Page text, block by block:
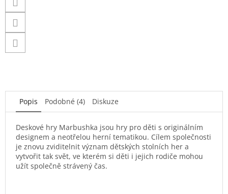
Popis Podobné (4) Diskuze
Deskové hry Marbushka jsou hry pro děti s originálním
designem a neotřelou herní tematikou. Cílem společnosti
je znovu zviditelnit význam dětských stolních her a
vytvořit tak svět, ve kterém si děti i jejich rodiče mohou
užít společně strávený čas.